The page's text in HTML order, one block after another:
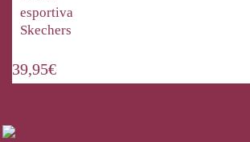
esportiva
Skechers
39,95€